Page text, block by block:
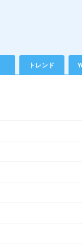
トレンド